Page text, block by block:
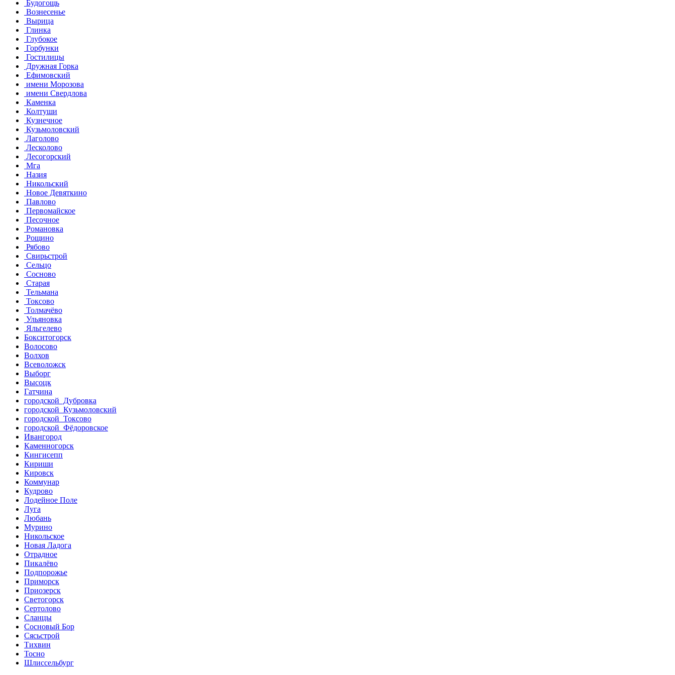
Будогощь
Вознесенье
Вырица
Глинка
Глубокое
Горбунки
Гостилицы
Дружная Горка
Ефимовский
имени Морозова
имени Свердлова
Каменка
Колтуши
Кузнечное
Кузьмоловский
Лаголово
Лесколово
Лесогорский
Мга
Назия
Никольский
Новое Девяткино
Павлово
Первомайское
Песочное
Романовка
Рощино
Рябово
Свирьстрой
Сельцо
Сосново
Старая
Тельмана
Токсово
Толмачёво
Ульяновка
Яльгелево
Бокситогорск
Волосово
Волхов
Всеволожск
Выборг
Высоцк
Гатчина
городской Дубровка
городской Кузьмоловский
городской Токсово
городской Фёдоровское
Ивангород
Каменногорск
Кингисепп
Кириши
Кировск
Коммунар
Кудрово
Лодейное Поле
Луга
Любань
Мурино
Никольское
Новая Ладога
Отрадное
Пикалёво
Подпорожье
Приморск
Приозерск
Светогорск
Сертолово
Сланцы
Сосновый Бор
Сясьстрой
Тихвин
Тосно
Шлиссельбург